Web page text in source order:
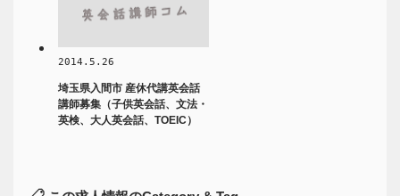
2014.5.26
埼玉県入間市 産休代講英会話
講師募集（子供英会話、文法・
英検、大人英会話、TOEIC）